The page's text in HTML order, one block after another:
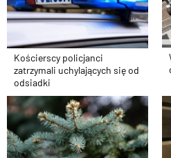
Kościerscy policjanci
zatrzymali uchylających się od
odsiadki